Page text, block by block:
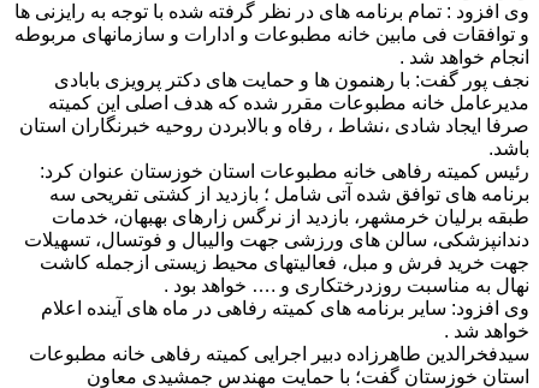
وی افزود : تمام برنامه های در نظر گرفته شده با توجه به رایزنی ها
و توافقات فی مابین خانه مطبوعات و ادارات و سازمانهای مربوطه
انجام خواهد شد .
نجف پور گفت: با رهنمون ها و حمایت های دکتر پرویزی بابادی
مدیرعامل خانه مطبوعات مقرر شده که هدف اصلی این کمیته
صرفا ایجاد شادی ،نشاط ، رفاه و بالابردن روحیه خبرنگاران استان
باشد.
رئیس کمیته رفاهی خانه مطبوعات استان خوزستان عنوان کرد:
برنامه های توافق شده آتی شامل ؛ بازدید از کشتی تفریحی سه
طبقه برلیان خرمشهر، بازدید از نرگس زارهای بهبهان، خدمات
دندانپزشکی، سالن های ورزشی جهت والیبال و فوتسال، تسهیلات
جهت خرید فرش و مبل، فعالیتهای محیط زیستی ازجمله کاشت
نهال به مناسبت روزدرختکاری و .‌‌… خواهد بود .
وی افزود: سایر برنامه های کمیته رفاهی در ماه های آینده اعلام
خواهد شد .
سیدفخرالدین طاهرزاده دبیر اجرایی کمیته رفاهی خانه مطبوعات
استان خوزستان گفت؛ با حمایت مهندس جمشیدی معاون